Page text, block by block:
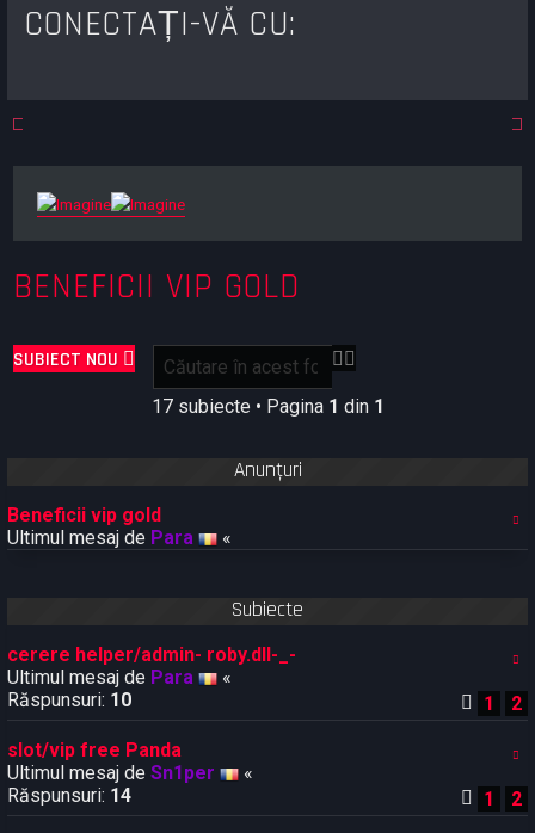
CONECTAȚI-VĂ CU:
BENEFICII VIP GOLD
SUBIECT NOU
C
ă
u
ă
u
17 subiecte • Pagina 1 din 1
Anunţuri
Beneficii vip gold
Ultimul mesaj de Para «
Subiecte
cerere helper/admin- roby.dll-_-
Ultimul mesaj de Para
«
Răspunsuri: 10 1 2
slot/vip free Panda
Ultimul mesaj deSn1per
«
Răspunsuri: 14 1 2